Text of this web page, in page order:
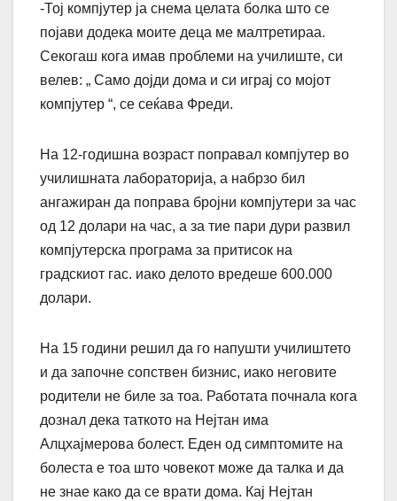
-Тој компјутер ја снема целата болка што се
појави додека моите деца ме малтретираа.
Секогаш кога имав проблеми на училиште, си
велев: „ Само дојди дома и си играј со мојот
компјутер “, се сеќава Фреди.
На 12-годишна возраст поправал компјутер во
училишната лабораторија, а набрзо бил
ангажиран да поправа бројни компјутери за час
од 12 долари на час, а за тие пари дури развил
компјутерска програма за притисок на
градскиот гас. иако делото вредеше 600.000
долари.
На 15 години решил да го напушти училиштето
и да започне сопствен бизнис, иако неговите
родители не биле за тоа. Работата почнала кога
дознал дека таткото на Нејтан има
Алцхајмерова болест. Еден од симптомите на
болеста е тоа што човекот може да талка и да
не знае како да се врати дома. Кај Нејтан